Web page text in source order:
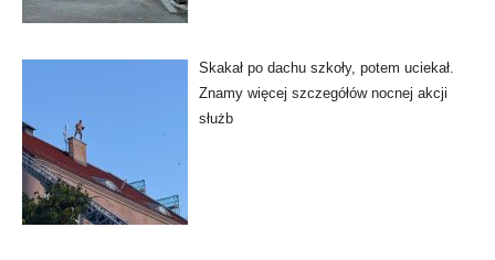
Skakał po dachu szkoły, potem uciekał.
Znamy więcej szczegółów nocnej akcji
służb